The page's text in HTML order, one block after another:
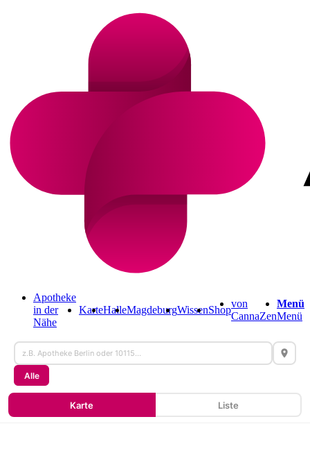
Apotheke
in der
Nähe
KarteHalleMagdeburgWissenShop
von
CannaZen
Menü
Menü
Alle
Karte Liste